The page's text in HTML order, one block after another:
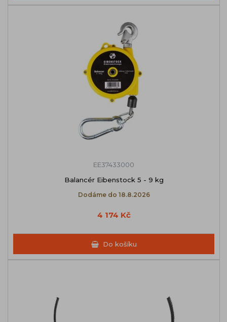
EE37433000
Balancér Eibenstock 5 - 9 kg
Dodáme do 18.8.2026
4 174 Kč
Do košíku